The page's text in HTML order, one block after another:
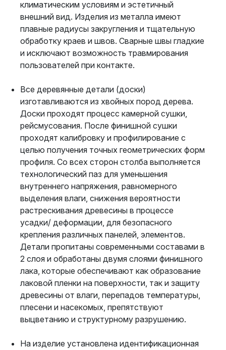
климатическим условиям и эстетичный
внешний вид. Изделия из металла имеют
плавные радиусы закругления и тщательную
обработку краев и швов. Сварные швы гладкие
и исключают возможность травмирования
пользователей при контакте.
Все деревянные детали (доски)
изготавливаются из хвойных пород дерева.
Доски проходят процесс камерной сушки,
рейсмусования. После финишной сушки
проходят калибровку и профилирование с
целью получения точных геометрических форм
профиля. Со всех сторон столба выполняется
технологический паз для уменьшения
внутреннего напряжения, равномерного
выделения влаги, снижения вероятности
растрескивания древесины в процессе
усадки/ деформации, для безопасного
крепления различных панелей, элементов.
Детали пропитаны современными составами в
2 слоя и обработаны двумя слоями финишного
лака, которые обеспечивают как образование
лаковой пленки на поверхности, так и защиту
древесины от влаги, перепадов температуры,
плесени и насекомых, препятствуют
выцветанию и структурному разрушению.
На изделие установлена идентификационная